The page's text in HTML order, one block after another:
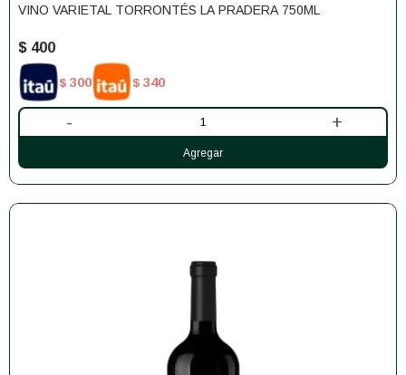
VINO VARIETAL TORRONTÉS LA PRADERA 750ML
$ 400
$ 300 $ 340
- +